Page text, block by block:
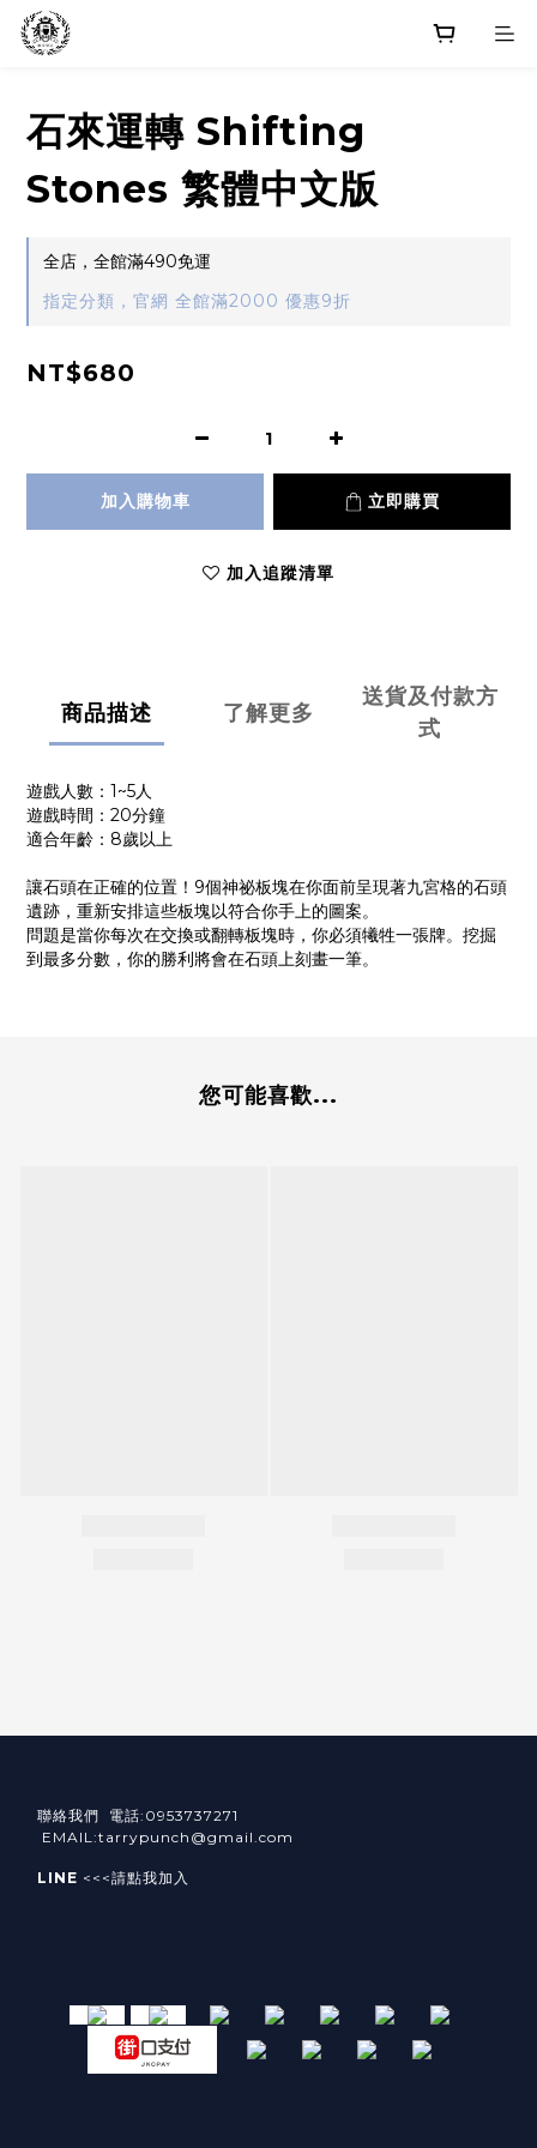
石來運轉 Shifting
Stones 繁體中文版
全店，全館滿490免運
指定分類，官網 全館滿2000 優惠9折
NT$680
加入購物車 立即購買
加入追蹤清單
商品描述 了解更多
送貨及付款方
式
遊戲人數：1~5人
遊戲時間：20分鐘
適合年齡：8歲以上
讓石頭在正確的位置！9個神祕板塊在你面前呈現著九宮格的石頭
遺跡，重新安排這些板塊以符合你手上的圖案。
問題是當你每次在交換或翻轉板塊時，你必須犧牲一張牌。挖掘
到最多分數，你的勝利將會在石頭上刻畫一筆。
您可能喜歡...
聯絡我們 電話:0953737271
EMAIL:tarrypunch@gmail.com
LINE <<<請點我加入